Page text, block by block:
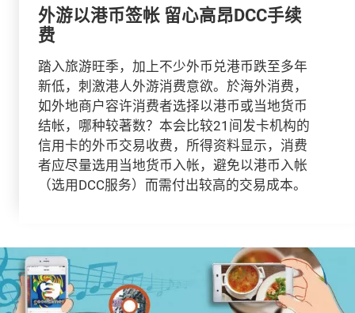
外游以港币签帐 留心高昂DCC手续
费
踏入旅游旺季，加上不少外币兑港币跌至多年
新低，刺激港人外游消费意欲。於海外消费，
如外地商户容许消费者选择以港币或当地货币
结帐，哪种较著数？本会比较21间发卡机构的
信用卡的外币交易收费，所得资料显示，消费
者应尽量选用当地货币入帐，避免以港币入帐
（选用DCC服务）而需付出较高的交易成本。